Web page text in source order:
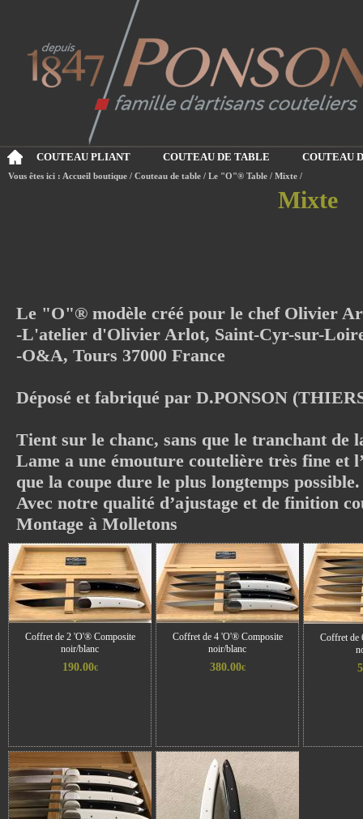
COUTEAU PLIANT COUTEAU DE TABLE COUTEAU
Vous êtes ici : Accueil boutique / Couteau de table / Le "O"® Table / Mixte /
Mixte
Le "O"® modèle créé pour le chef Olivier
-L'atelier d'Olivier Arlot, Saint-Cyr-sur-
-O&A, Tours 37000 France
Déposé et fabriqué par D.PONSON
Tient sur le chanc, sans que le tranchant de
Lame a une émouture coutelière très fine et
que la coupe dure le plus longtemps possible.
Avec notre qualité d’ajustage et de finition
Montage à Molletons
Coffret de 2 'O'® Composite
noir/blanc
190.00€
Coffret de 4 'O'® Composite
noir/blanc
380.00€
Coffret de